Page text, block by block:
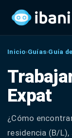
Inicio›Guías›Guía
Expat
¿Cómo
residencia (B/